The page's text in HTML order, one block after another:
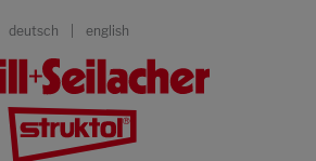
deutsch english